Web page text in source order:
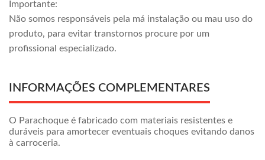
Importante:
Não somos responsáveis pela má instalação ou mau uso do
produto, para evitar transtornos procure por um
profissional especializado.
INFORMAÇÕES COMPLEMENTARES
O Parachoque é fabricado com materiais resistentes e
duráveis para amortecer eventuais choques evitando danos
à carroceria.